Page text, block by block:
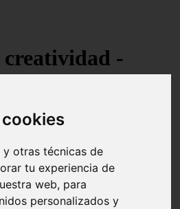
y otras técnicas de
tu experiencia de
web, para
personalizados y
-
y emprendiemiento